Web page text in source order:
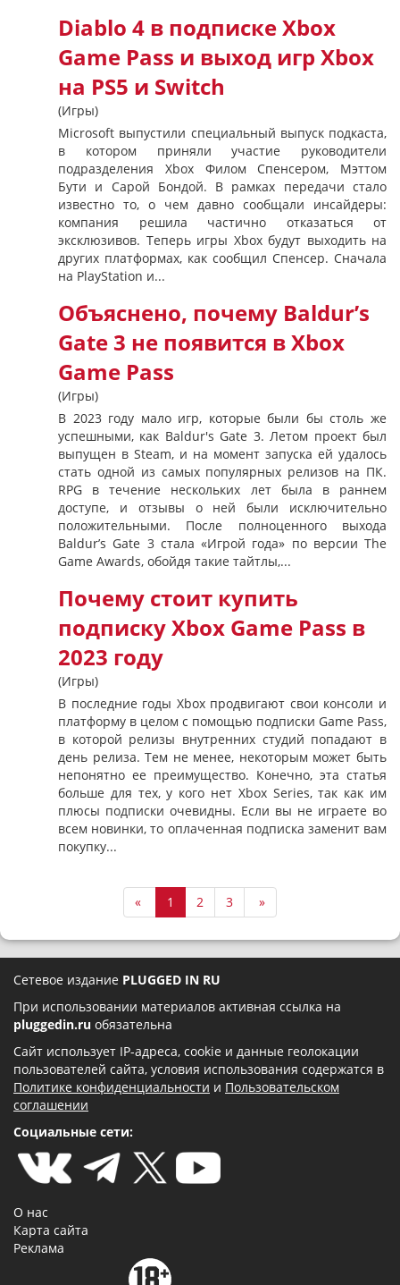
Diablo 4 в подписке Xbox
Game Pass и выход игр Xbox
на PS5 и Switch
(Игры)
Microsoft выпустили специальный выпуск подкаста,
в котором приняли участие руководители
подразделения Xbox Филом Спенсером, Мэттом
Бути и Сарой Бондой. В рамках передачи стало
известно то, о чем давно сообщали инсайдеры:
компания решила частично отказаться от
эксклюзивов. Теперь игры Xbox будут выходить на
других платформах, как сообщил Спенсер. Сначала
на PlayStation и...
Объяснено, почему Baldur’s
Gate 3 не появится в Xbox
Game Pass
(Игры)
В 2023 году мало игр, которые были бы столь же
успешными, как Baldur's Gate 3. Летом проект был
выпущен в Steam, и на момент запуска ей удалось
стать одной из самых популярных релизов на ПК.
RPG в течение нескольких лет была в раннем
доступе, и отзывы о ней были исключительно
положительными. После полноценного выхода
Baldur’s Gate 3 стала «Игрой года» по версии The
Game Awards, обойдя такие тайтлы,...
Почему стоит купить
подписку Xbox Game Pass в
2023 году
(Игры)
В последние годы Xbox продвигают свои консоли и
платформу в целом с помощью подписки Game Pass,
в которой релизы внутренних студий попадают в
день релиза. Тем не менее, некоторым может быть
непонятно ее преимущество. Конечно, эта статья
больше для тех, у кого нет Xbox Series, так как им
плюсы подписки очевидны. Если вы не играете во
всем новинки, то оплаченная подписка заменит вам
покупку...
« 1 2 3 »
Сетевое издание PLUGGED IN RU
При использовании материалов активная ссылка на
pluggedin.ru обязательна
Сайт использует IP-адреса, cookie и данные геолокации
пользователей сайта, условия использования содержатся в
Политике конфиденциальности и Пользовательском
соглашении
Социальные сети:
О нас
Карта сайта
Реклама